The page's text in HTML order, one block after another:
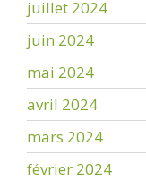
juillet 2024
juin 2024
mai 2024
avril 2024
mars 2024
février 2024